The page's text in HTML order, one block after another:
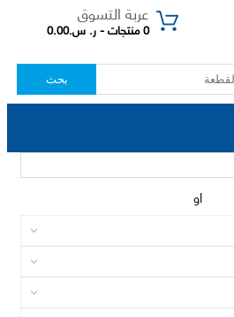
عربة التسوق
0 منتجات - ر. س.0.00
بحث
او